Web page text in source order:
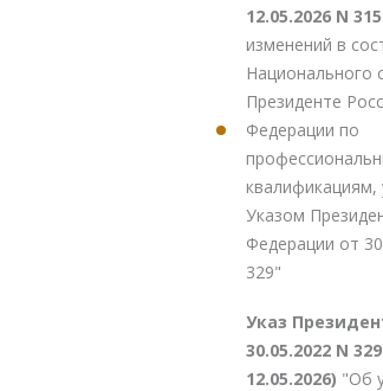
12.05.2026 N 315
изменений в
Национального
Президенте
Федерации по
Указом
Федерации от
329"
Указ
30.05.2022 N
12.05.2026) "Об